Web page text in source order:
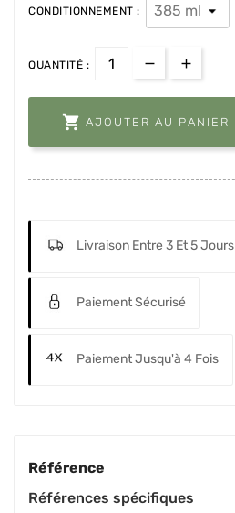
CONDITIONNEMENT :
QUANTITÉ :
 AJOUTER AU PANIER
Livraison Entre 3 Et 5 Jours
Paiement Sécurisé
Paiement Jusqu'à 4 Fois
Référence
Références spécifiques